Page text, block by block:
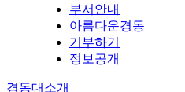
부서안내
아름다운경동
기부하기
정보공개
경동대소개